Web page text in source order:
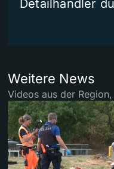
Detailhändler
Weitere News
Videos aus der